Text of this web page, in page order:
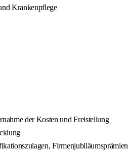
Krankenpflege
der Kosten und Freistellung
Firmenjubiläumsprämien